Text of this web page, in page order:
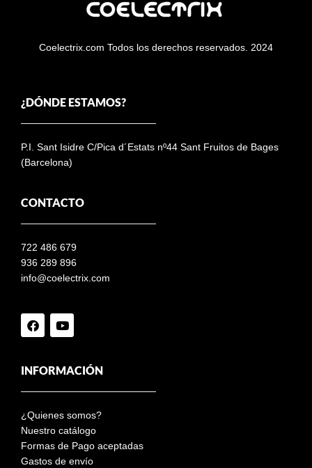
Coelectrix.com Todos los derechos reservados. 2024
¿DÓNDE ESTAMOS?
P.I. Sant Isidre C/Pica d´Estats nº44 Sant Fruitos de Bages
(Barcelona)
CONTACTO
722 486 679
936 289 896
info@coelectrix.com
INFORMACIÓN
¿Quienes somos?
Nuestro catálogo
Formas de Pago aceptadas
Gastos de envío